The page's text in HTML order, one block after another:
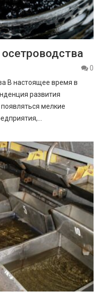
0
В настоящее время в
развития
мелкие